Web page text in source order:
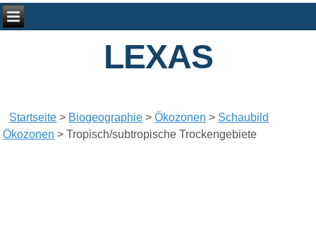
LEXAS
Startseite > Biogeographie >Ökozonen > Schaubild
Ökozonen >Tropisch/subtropische Trockengebiete